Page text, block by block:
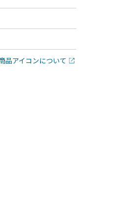
品アイコンについて